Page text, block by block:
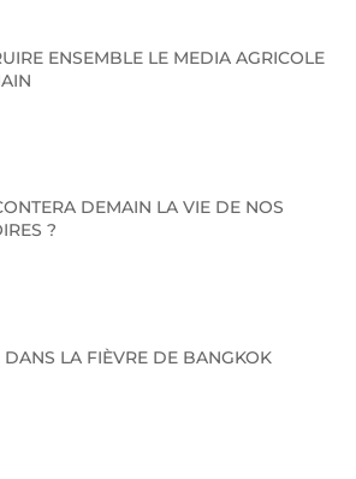
ENSEMBLE LE MEDIA AGRICOLE
DEMAIN LA VIE DE NOS
?
DANS LA FIÈVRE DE BANGKOK